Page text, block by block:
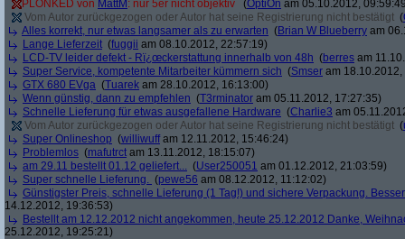
PLONKED von MattM : nur 5er nicht objektiv (OptiOn am 05.10.2012,
Vom Autor zurückgezogen oder Autor hat seine Registrierung nicht bestätigt (
Alles korrekt, nur etwas langsamer als zu erwarten (Brian W Blueberry am
Lange Lieferzeit (fuggii am 08.10.2012, 22:57:19)
LCD-TV leider defekt - Rï¿œckerstattung innerhalb von 48h (berres am
Super Service, kompetente Mitarbeiter kümmern sich (Smser am
GTX 680 EVga (Tuarek am 28.10.2012, 16:13:00)
Wenn günstig, dann zu empfehlen (T3rminator am 05.11.2012, 17:27:35)
Schnelle Lieferung für etwas ausgefallene Hardware (Charlie3 am
Vom Autor zurückgezogen oder Autor hat seine Registrierung nicht bestätigt (
Super Onlineshop (williwuffam 12.11.2012, 15:46:24)
Problemlos (mafutrct am 13.11.2012, 18:15:07)
am 29.11 bestellt 01.12 geliefert... (User250051 am 01.12.2012, 21:03:59)
Super schnelle Lieferung. (pewe56 am 08.12.2012, 11:12:02)
Günstigster Preis, schnelle Lieferung (1 Tag!) und sichere Verpackung.
14.12.2012, 19:36:53)
Bestellt am 12.12.2012 nicht angekommen, heute 25.12.2012 Danke,
25.12.2012, 19:25:21)